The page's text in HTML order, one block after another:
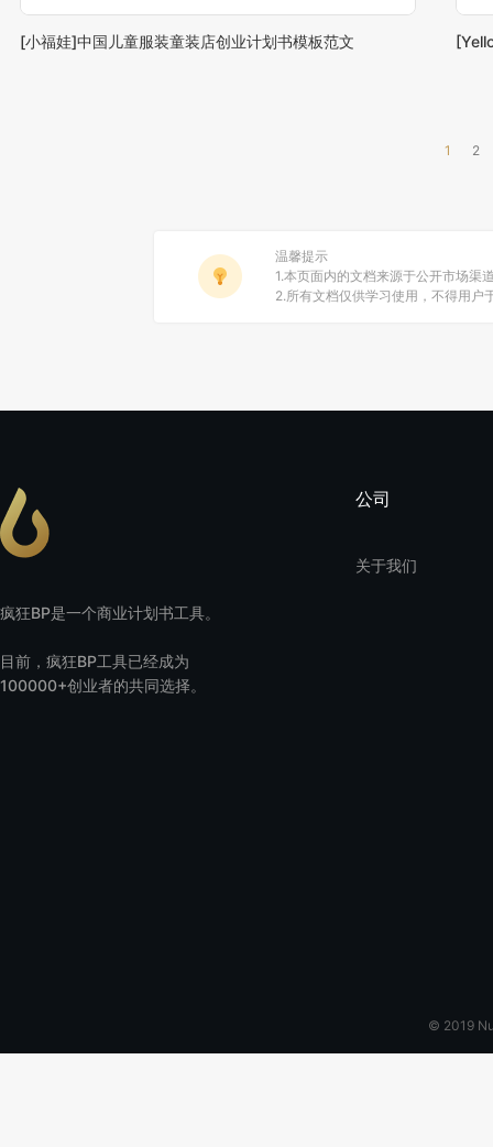
[小福娃]中国儿童服装童装店创业计划书模板范文
1 2
温馨提示
1.本页面内的文档来源于公开市场渠
2.所有文档仅供学习使用，不得用户
疯狂BP是一个商业计划书工具。
目前，疯狂BP工具已经成为
100000+创业者的共同选择。
公司
关于我们
© 2019